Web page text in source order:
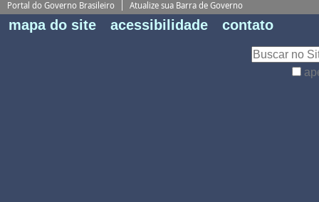
Portal do Governo Brasileiro Atualize sua Barra de Governo
mapa do site acessibilidade contato